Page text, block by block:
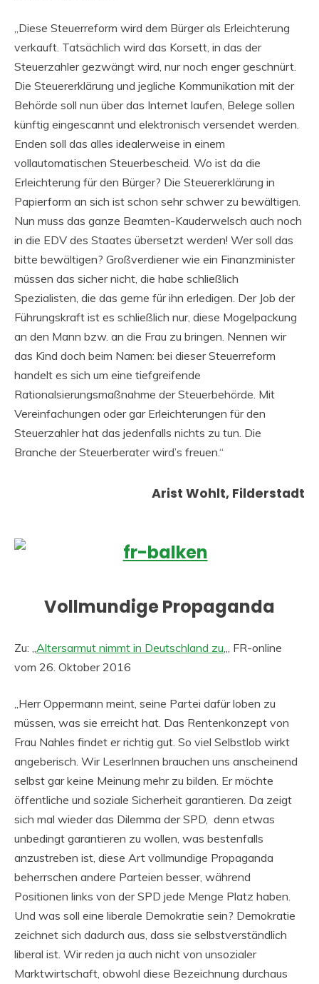
„Diese Steuerreform wird dem Bürger als Erleichterung
verkauft. Tatsächlich wird das Korsett, in das der
Steuerzahler gezwängt wird, nur noch enger geschnürt.
Die Steuererklärung und jegliche Kommunikation mit der
Behörde soll nun über das Internet laufen, Belege sollen
künftig eingescannt und elektronisch versendet werden.
Enden soll das alles idealerweise in einem
vollautomatischen Steuerbescheid. Wo ist da die
Erleichterung für den Bürger? Die Steuererklärung in
Papierform an sich ist schon sehr schwer zu bewältigen.
Nun muss das ganze Beamten-Kauderwelsch auch noch
in die EDV des Staates übersetzt werden! Wer soll das
bitte bewältigen? Großverdiener wie ein Finanzminister
müssen das sicher nicht, die habe schließlich
Spezialisten, die das gerne für ihn erledigen. Der Job der
Führungskraft ist es schließlich nur, diese Mogelpackung
an den Mann bzw. an die Frau zu bringen. Nennen wir
das Kind doch beim Namen: bei dieser Steuerreform
handelt es sich um eine tiefgreifende
Rationalsierungsmaßnahme der Steuerbehörde. Mit
Vereinfachungen oder gar Erleichterungen für den
Steuerzahler hat das jedenfalls nichts zu tun. Die
Branche der Steuerberater wird’s freuen.“
Arist Wohlt, Filderstadt
Vollmundige Propaganda
Zu: „ Altersarmut nimmt in Deutschland zu „, FR-online
vom 26. Oktober 2016
„Herr Oppermann meint, seine Partei dafür loben zu
müssen, was sie erreicht hat. Das Rentenkonzept von
Frau Nahles findet er richtig gut. So viel Selbstlob wirkt
angeberisch. Wir LeserInnen brauchen uns anscheinend
selbst gar keine Meinung mehr zu bilden. Er möchte
öffentliche und soziale Sicherheit garantieren. Da zeigt
sich mal wieder das Dilemma der SPD, denn etwas
unbedingt garantieren zu wollen, was bestenfalls
anzustreben ist, diese Art vollmundige Propaganda
beherrschen andere Parteien besser, während
Positionen links von der SPD jede Menge Platz haben.
Und was soll eine liberale Demokratie sein? Demokratie
zeichnet sich dadurch aus, dass sie selbstverständlich
liberal ist. Wir reden ja auch nicht von unsozialer
Marktwirtschaft, obwohl diese Bezeichnung durchaus